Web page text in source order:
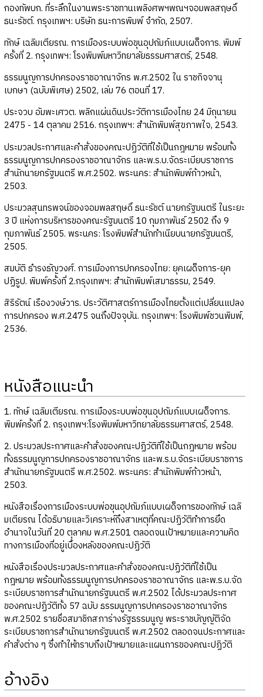
กองทัพบก. ที่ระลึกในงานพระราชทานเพลิงศพฯพณฯจอมพลสฤษดิ์
ธนะรัชต์. กรุงเทพฯ: บริษัท ธนะการพิมพ์ จำกัด, 2507.
ทักษ์ เฉลิมเตียรณ. การเมืองระบบพ่อขุนอุปถัมภ์แบบเผด็จการ. พิมพ์
ครั้งที่ 2. กรุงเทพฯ: โรงพิมพ์มหาวิทยาลัยธรรมศาสตร์, 2548.
ธรรมนูญการปกครองราชอาณาจักร พ.ศ.2502 ใน ราชกิจจานุ
เบกษา (ฉบับพิเศษ) 2502, เล่ม 76 ตอนที่ 17.
ประจวบ อัมพะเศวต. พลิกแผ่นดินประวัติการเมืองไทย 24 มิถุนายน
2475 - 14 ตุลาคม 2516. กรุงเทพฯ: สำนักพิมพ์สุขภาพใจ, 2543.
ประมวลประกาศและคำสั่งของคณะปฏิวัติที่ใช้เป็นกฎหมาย พร้อมทั้ง
ธรรมนูญการปกครองราชอาณาจักร และพ.ร.บ.จัดระเบียบราชการ
สำนักนายกรัฐมนตรี พ.ศ.2502. พระนคร: สำนักพิมพ์ก้าวหน้า,
2503.
ประมวลสุนทรพจน์ของจอมพลสฤษดิ์ ธนะรัชต์ นายกรัฐมนตรี ในระยะ
3 ปี แห่งการบริหารของคณะรัฐมนตรี 10 กุมภาพันธ์ 2502 ถึง 9
กุมภาพันธ์ 2505. พระนคร: โรงพิมพ์สำนักทำเนียบนายกรัฐมนตรี,
2505.
สมบัติ ธำรงธัญวงศ์. การเมืองการปกครองไทย: ยุคเผด็จการ-ยุค
ปฏิรูป. พิมพ์ครั้งที่ 2.กรุงเทพฯ: สำนักพิมพ์เสมาธรรม, 2549.
สิริรัตน์ เรืองวงษ์วาร. ประวัติศาสตร์การเมืองไทยตั้งแต่เปลี่ยนแปลง
การปกครอง พ.ศ.2475 จนถึงปัจจุบัน. กรุงเทพฯ: โรงพิมพ์ชวนพิมพ์,
2536.
หนังสือแนะนำ
1. ทักษ์ เฉลิมเตียรณ. การเมืองระบบพ่อขุนอุปถัมภ์แบบเผด็จการ.
พิมพ์ครั้งที่ 2. กรุงเทพฯ:โรงพิมพ์มหาวิทยาลัยธรรมศาสตร์, 2548.
2. ประมวลประกาศและคำสั่งของคณะปฏิวัติที่ใช้เป็นกฎหมาย พร้อม
ทั้งธรรมนูญการปกครองราชอาณาจักร และพ.ร.บ.จัดระเบียบราชการ
สำนักนายกรัฐมนตรี พ.ศ.2502. พระนคร: สำนักพิมพ์ก้าวหน้า,
2503.
หนังสือเรื่องการเมืองระบบพ่อขุนอุปถัมภ์แบบเผด็จการของทักษ์ เฉลิ
มเตียรณ ได้อธิบายและวิเคราะห์ถึงสาเหตุที่คณะปฏิวัติทำการยึด
อำนาจในวันที่ 20 ตุลาคม พ.ศ.2501 ตลอดจนเป้าหมายและความคิด
ทางการเมืองที่อยู่เบื้องหลังของคณะปฏิวัติ
หนังสือเรื่องประมวลประกาศและคำสั่งของคณะปฏิวัติที่ใช้เป็น
กฎหมาย พร้อมทั้งธรรมนูญการปกครองราชอาณาจักร และพ.ร.บ.จัด
ระเบียบราชการสำนักนายกรัฐมนตรี พ.ศ.2502 ได้ประมวลประกาศ
ของคณะปฏิวัติทั้ง 57 ฉบับ ธรรมนูญการปกครองราชอาณาจักร
พ.ศ.2502 รายชื่อสมาชิกสภาร่างรัฐธรรมนูญ พระราชบัญญัติจัด
ระเบียบราชการสำนักนายกรัฐมนตรี พ.ศ.2502 ตลอดจนประกาศและ
คำสั่งต่าง ๆ ซึ่งทำให้ทราบถึงเป้าหมายและแผนการของคณะปฏิวัติ
อ้างอิง